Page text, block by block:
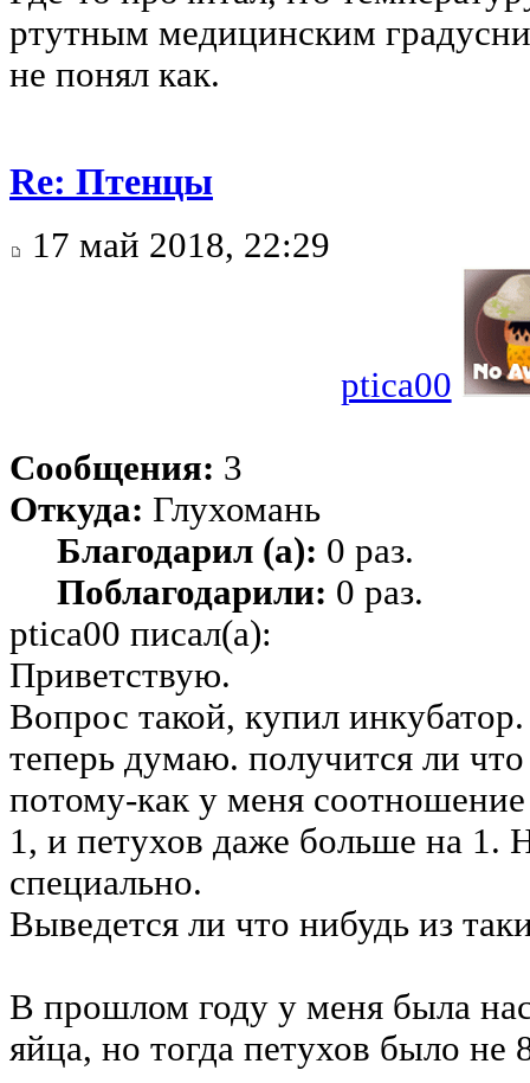
ртутным медицинским
не понял как.
Re: Птенцы
17 май 2018, 22:29
ptica00
Сообщения: 3
Откуда: Глухомань
Благодарил (а): 0 раз.
Поблагодарили: 0 раз.
ptica00 писал(а):
Приветствую.
Вопрос такой, купил
теперь думаю. получится ли
потому-как у меня
1, и петухов даже больше на 1.
специально.
Выведется ли что нибудь из
В прошлом году у меня была
яйца, но тогда петухов было не